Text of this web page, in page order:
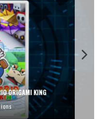
ORIGAMI KING